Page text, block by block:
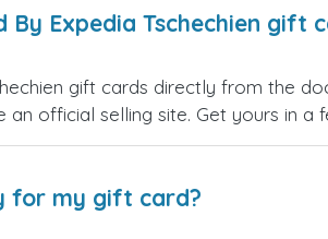
Expedia Tschechien gift
gift cards directly from the
official selling site. Get yours in a
for my gift card?